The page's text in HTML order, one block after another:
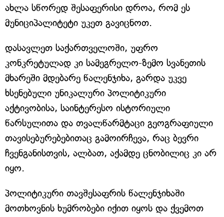
ახლა სწორედ შესაფერისი დროა, რომ ეს
მუნიციპალიტეტი უკეთ გავიცნოთ.
დასავლეთ საქართველოში, უფრო
კონკრეტულად კი სამეგრელო-ზემო სვანეთის
მხარეში მდებარე წალენჯიხა, გარდა უკვე
ხსენებული უნიკალური პოლიტიკური
აქტივობისა, საინტერესო ისტორიული
წარსულითა და თვალწარმტაცი გეოგრაფიული
თავისებურებებითაც გამოირჩევა, რაც ბევრი
ჩვენგანისთვის, ალბათ, აქამდე ცნობილიც კი არ
იყო.
პოლიტიკური თავშესაფრის წალენჯიხაში
მოთხოვნის ხუმრობები იქით იყოს და ქვემოთ